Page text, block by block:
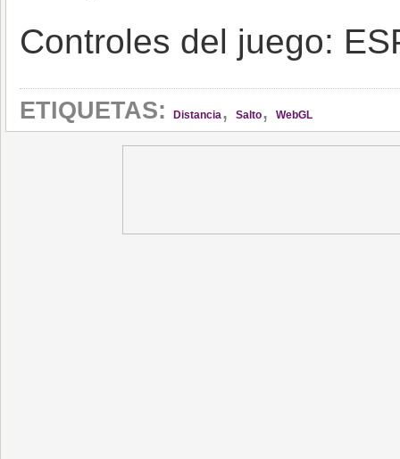
Controles del juego:
ETIQUETAS: Distancia, Salto, WebGL